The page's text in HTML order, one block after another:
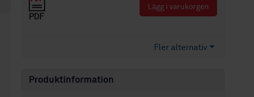
PDF
Lägg i varukorgen
Fler alternativ
Produktinformation